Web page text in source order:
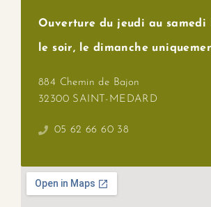
Ouverture du jeudi au samedi
le soir, le dimanche
884 Chemin de Bajon
32300 SAINT-MEDARD
05 62 66 60 38